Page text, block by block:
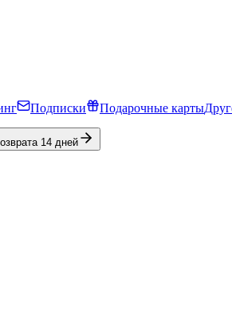
Подписки Подарочные карты
14 дней